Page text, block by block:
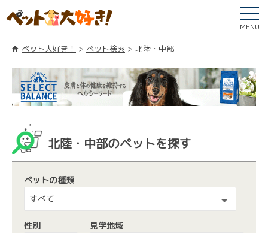
MENU
ペット大好き！ ペット検索 北陸・中部
北陸・中部のペットを探す
ペットの種類
すべて
性別
見学地域